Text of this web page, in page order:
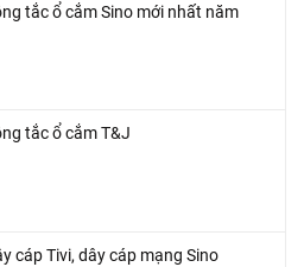
tắc ổ cắm Sino mới nhất năm
tắc ổ cắm T&J
cáp Tivi, dây cáp mạng Sino